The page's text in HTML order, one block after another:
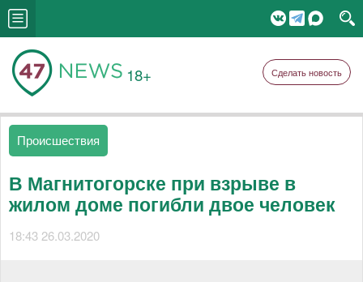
18+ Сделать новость
Происшествия
В Магнитогорске при взрыве в
жилом доме погибли двое человек
18:43 26.03.2020